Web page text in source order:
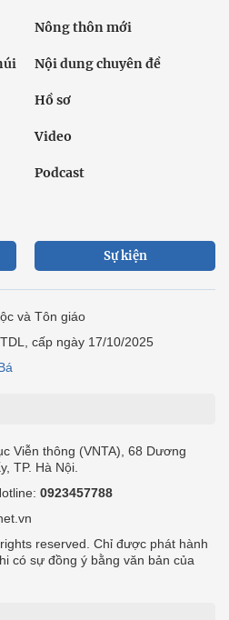
Nông thôn mới
Nội dung chuyên đề
Hồ sơ
Video
Podcast
Sự kiện
và Tôn giáo
cấp ngày 17/10/2025
Viễn thông (VNTA), 68 Dương
TP. Hà Nội.
0923457788
reserved. Chỉ được phát hành
có sự đồng ý bằng văn bản của